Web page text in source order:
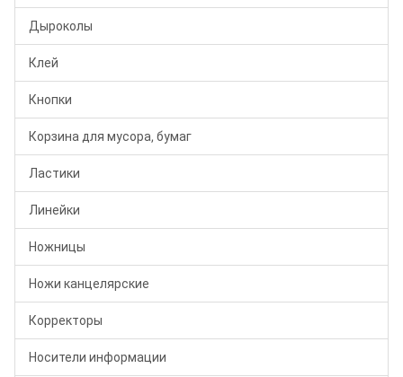
Дыроколы
Клей
Кнопки
Корзина для мусора, бумаг
Ластики
Линейки
Ножницы
Ножи канцелярские
Корректоры
Носители информации